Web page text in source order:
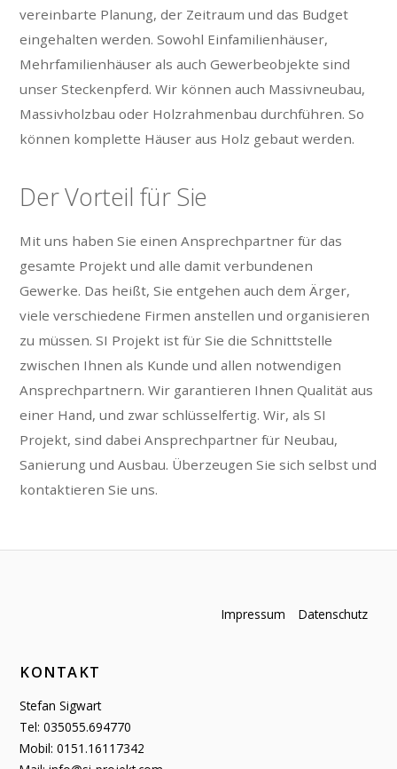
vereinbarte Planung, der Zeitraum und das Budget
eingehalten werden. Sowohl Einfamilienhäuser,
Mehrfamilienhäuser als auch Gewerbeobjekte sind
unser Steckenpferd. Wir können auch Massivneubau,
Massivholzbau oder Holzrahmenbau durchführen. So
können komplette Häuser aus Holz gebaut werden.
Der Vorteil für Sie
Mit uns haben Sie einen Ansprechpartner für das
gesamte Projekt und alle damit verbundenen
Gewerke. Das heißt, Sie entgehen auch dem Ärger,
viele verschiedene Firmen anstellen und organisieren
zu müssen. SI Projekt ist für Sie die Schnittstelle
zwischen Ihnen als Kunde und allen notwendigen
Ansprechpartnern. Wir garantieren Ihnen Qualität aus
einer Hand, und zwar schlüsselfertig. Wir, als SI
Projekt, sind dabei Ansprechpartner für Neubau,
Sanierung und Ausbau. Überzeugen Sie sich selbst und
kontaktieren Sie uns.
Impressum Datenschutz
KONTAKT
Stefan Sigwart
Tel: 035055.694770
Mobil: 0151.16117342